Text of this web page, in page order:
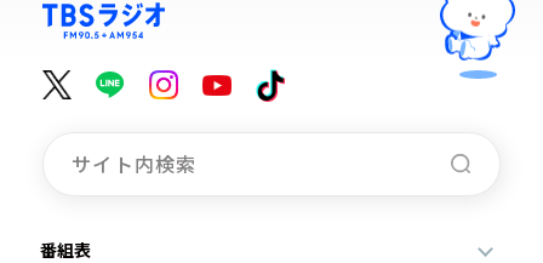
今日の番組表
週間番組表
トピックス
TBS Podcast
イベント・グッズ
番組表